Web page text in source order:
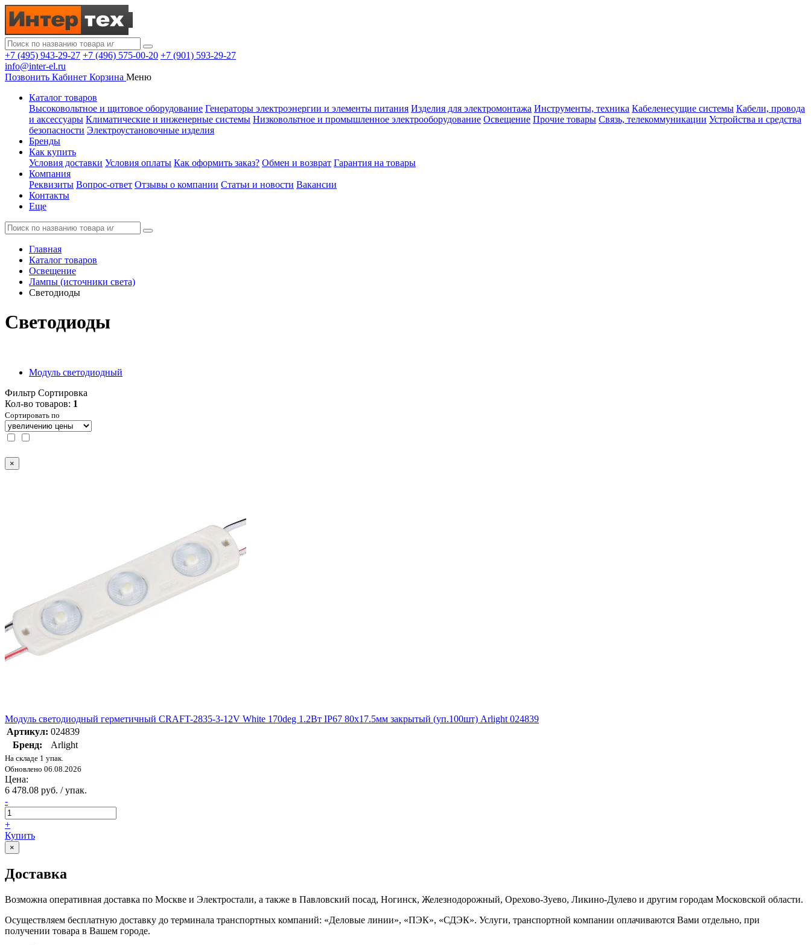
+7 (495) 943-29-27 +7 (496) 575-00-20 +7 (901) 593-29-27
info@inter-el.ru
Позвонить Кабинет Корзина Меню
Каталог товаров
Высоковольтное и щитовое оборудование Генераторы электроэнергии и элементы питания Изделия для электромонтажа Инструменты, техника Кабеленесущие системы Кабели, провода
и аксессуары Климатические и инженерные системы Низковольтное и промышленное электрооборудование Освещение Прочие товары Связь, телекоммуникации Устройства и средства
безопасности Электроустановочные изделия
Бренды
Как купить
Условия доставки Условия оплаты Как оформить заказ? Обмен и возврат Гарантия на товары
Компания
Реквизиты Вопрос-ответ Отзывы о компании Статьи и новости Вакансии
Контакты
Еще
Главная
Каталог товаров
Освещение
Лампы (источники света)
Светодиоды
Светодиоды
Модуль светодиодный
Фильтр Сортировка
Кол-во товаров: 1
Сортировать по
×
Модуль светодиодный герметичный CRAFT-2835-3-12V White 170deg 1.2Вт IP67 80х17.5мм закрытый (уп.100шт) Arlight 024839
Артикул: 024839
Бренд:
Arlight
На складе 1 упак.
Обновлено 06.08.2026
Цена:
6 478.08 руб. / упак.
-
+
Купить
×
Доставка
Возможна оперативная доставка по Москве и Электростали, а также в Павловский посад, Ногинск, Железнодорожный, Орехово-Зуево, Ликино-Дулево и другим городам Московской области.
Осуществляем бесплатную доставку до терминала транспортных компаний: «Деловые линии», «ПЭК», «СДЭК». Услуги, транспортной компании оплачиваются Вами отдельно, при
получении товара в Вашем городе.